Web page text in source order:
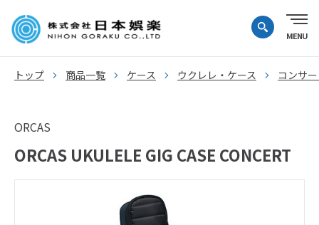
トップ 商品一覧 ケース ウクレレ・ケース コンサ
ORCAS
ORCAS UKULELE GIG CASE CONCERT